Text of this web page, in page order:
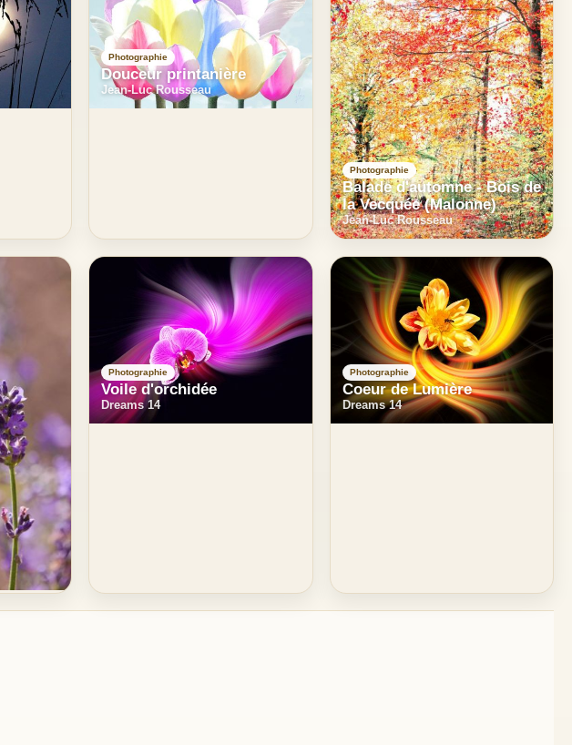
Photographie
Douceur printanière
Jean-Luc Rousseau
Photographie
Balade d'automne - Bois de
la Vecquée (Malonne)
Jean-Luc Rousseau
Photographie
Voile d'orchidée
Dreams 14
Photographie
Coeur de Lumière
Dreams 14